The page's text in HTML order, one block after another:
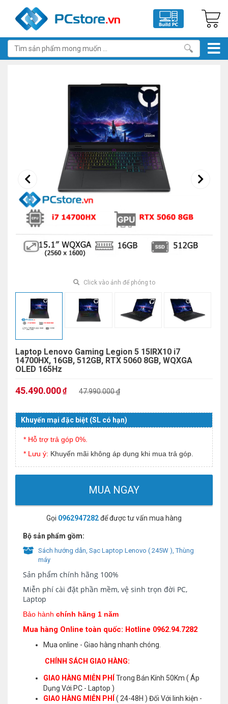
Click vào ảnh để phóng to
Laptop Lenovo Gaming Legion 5 15IRX10 i7
14700HX, 16GB, 512GB, RTX 5060 8GB, WQXGA
OLED 165Hz
45.490.000₫ 47.990.000 ₫
Khuyến mại đặc biệt (SL có hạn)
* Hỗ trợ trả góp 0%.
* Lưu ý: Khuyến mãi không áp dụng khi mua trả góp.
MUA NGAY
Gọi 0962947282để được tư vấn mua hàng
Bộ sản phẩm gồm:
Sách hướng dẫn, Sạc Laptop Lenovo ( 245W ), Thùng
máy
Sản phẩm chính hãng 100%
Miễn phí cài đặt phần mềm, vệ sinh trọn đời PC,
Laptop
Bảo hành chính hãng 1 năm
Mua hàng Online toàn quốc: Hotline 0962.94.7282
Mua online - Giao hàng nhanh chóng.
CHÍNH SÁCH GIAO HÀNG:
GIAO HÀNG MIỄN PHÍ
Trong Bán Kính 50Km ( Áp
Dụng Với PC - Laptop )
GIAO HÀNG MIỄN PHÍ
( 24-48H ) Đối Với linh kiện -